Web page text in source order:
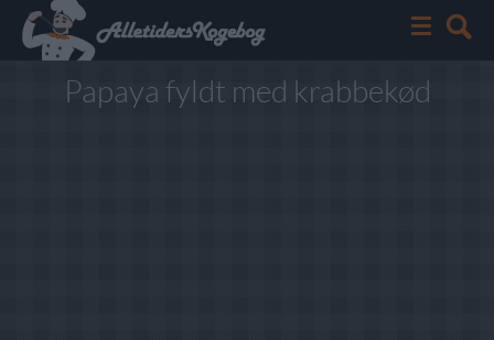
Papaya fyldt med krabbekød